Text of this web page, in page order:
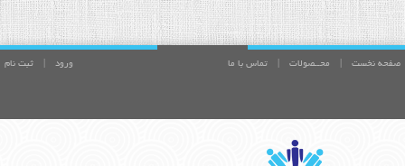
صفحه نخست محــصولات تماس با ما ورود ثبت نام